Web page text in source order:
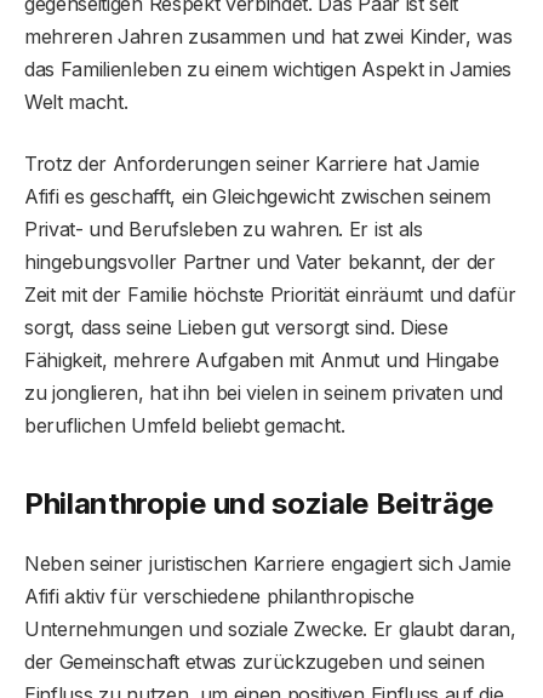
mehreren Jahren zusammen und hat zwei Kinder, was
das Familienleben zu einem wichtigen Aspekt in Jamies
Welt macht.
Trotz der Anforderungen seiner Karriere hat Jamie
Afifi es geschafft, ein Gleichgewicht zwischen seinem
Privat- und Berufsleben zu wahren. Er ist als
hingebungsvoller Partner und Vater bekannt, der der
Zeit mit der Familie höchste Priorität einräumt und dafür
sorgt, dass seine Lieben gut versorgt sind. Diese
Fähigkeit, mehrere Aufgaben mit Anmut und Hingabe
zu jonglieren, hat ihn bei vielen in seinem privaten und
beruflichen Umfeld beliebt gemacht.
Philanthropie und soziale Beiträge
Neben seiner juristischen Karriere engagiert sich Jamie
Afifi aktiv für verschiedene philanthropische
Unternehmungen und soziale Zwecke. Er glaubt daran,
der Gemeinschaft etwas zurückzugeben und seinen